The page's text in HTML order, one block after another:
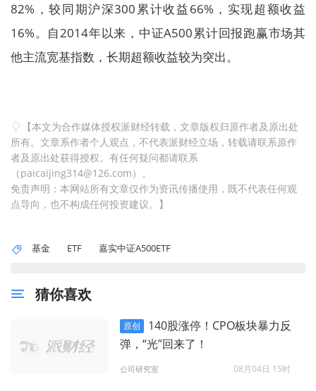
82%，较同期沪深300累计收益66%，实现超额收益
16%。自2014年以来，中证A500累计回报跑赢市场其
他主流宽基指数，长期超额收益较为突出。
【本文为合作媒体授权派财经转载，文章版权归原作者及原出处
所有。文章系作者个人观点，不代表派财经立场，转载请联系原作
者及原出处获得授权。有任何疑问都请联系
（paicaijing314@126.com）。
免责声明：本网站所有文章仅作为资讯传播使用，既不代表任何观
点导向，也不构成任何投资建议。】
基金 ETF 嘉实中证A500ETF
猜你喜欢
原创
140股涨停！CPO板块暴力反
弹，“光”回来了！
公司研究室 08月04日 15时